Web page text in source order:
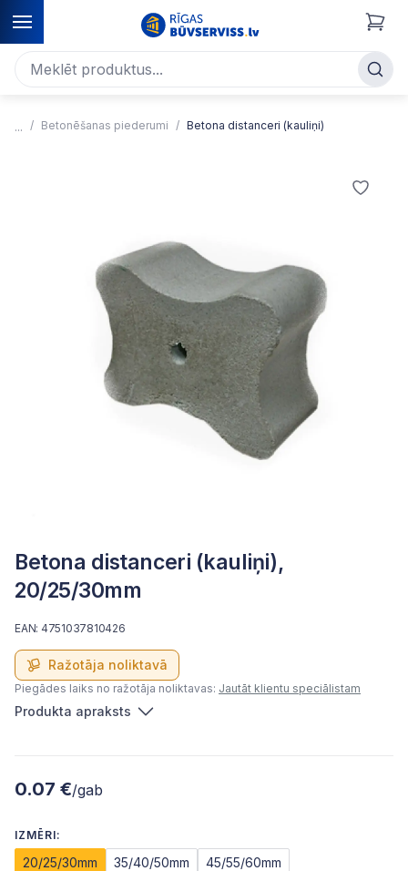
Betonēšanas piederumi Betona distanceri (kauliņi)
Betona distanceri (kauliņi),
20/25/30mm
Ražotāja noliktavā
EAN: 4751037810426
Piegādes laiks no ražotāja noliktavas: Jautāt klientu speciālistam
Produkta apraksts
0.07 €/gab
IZMĒRI:
20/25/30mm 35/40/50mm 45/55/60mm